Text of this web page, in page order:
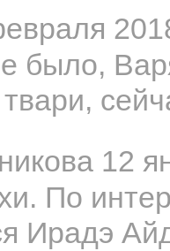
было,
12
По
Ирадэ